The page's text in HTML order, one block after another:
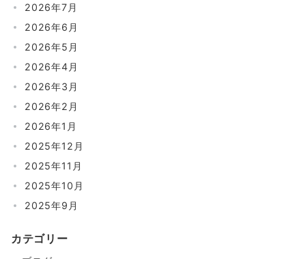
2026年7月
2026年6月
2026年5月
2026年4月
2026年3月
2026年2月
2026年1月
2025年12月
2025年11月
2025年10月
2025年9月
カテゴリー